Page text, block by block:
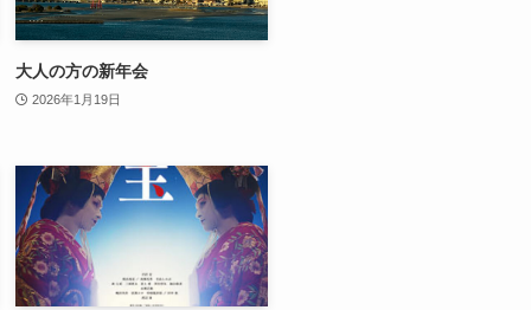
大人の方の新年会
2026年1月19日